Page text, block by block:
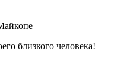
близкого человека!